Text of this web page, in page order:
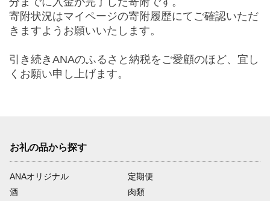
寄附状況はマイページの寄附履歴にてご確認いただ
きますようお願いいたします。
引き続きANAのふるさと納税をご愛顧のほど、宜し
くお願い申し上げます。
お礼の品から探す
ANAオリジナル
定期便
酒
肉類